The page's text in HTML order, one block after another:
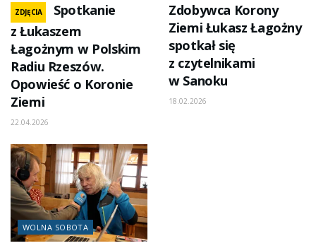
ZDJĘCIA
Spotkanie
z Łukaszem
Łagożnym w Polskim
Radiu Rzeszów.
Opowieść o Koronie
Ziemi
22.04.2026
Zdobywca Korony
Ziemi Łukasz Łagożny
spotkał się
z czytelnikami
w Sanoku
18.02.2026
WOLNA SOBOTA